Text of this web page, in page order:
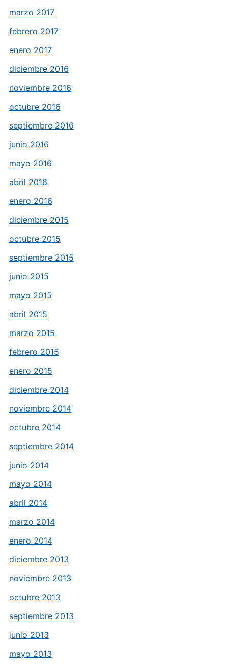
marzo 2017
febrero 2017
enero 2017
diciembre 2016
noviembre 2016
octubre 2016
septiembre 2016
junio 2016
mayo 2016
abril 2016
enero 2016
diciembre 2015
octubre 2015
septiembre 2015
junio 2015
mayo 2015
abril 2015
marzo 2015
febrero 2015
enero 2015
diciembre 2014
noviembre 2014
octubre 2014
septiembre 2014
junio 2014
mayo 2014
abril 2014
marzo 2014
enero 2014
diciembre 2013
noviembre 2013
octubre 2013
septiembre 2013
junio 2013
mayo 2013